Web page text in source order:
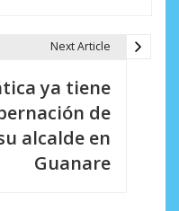
Next Article
ya tiene
de
alcalde en
Guanare